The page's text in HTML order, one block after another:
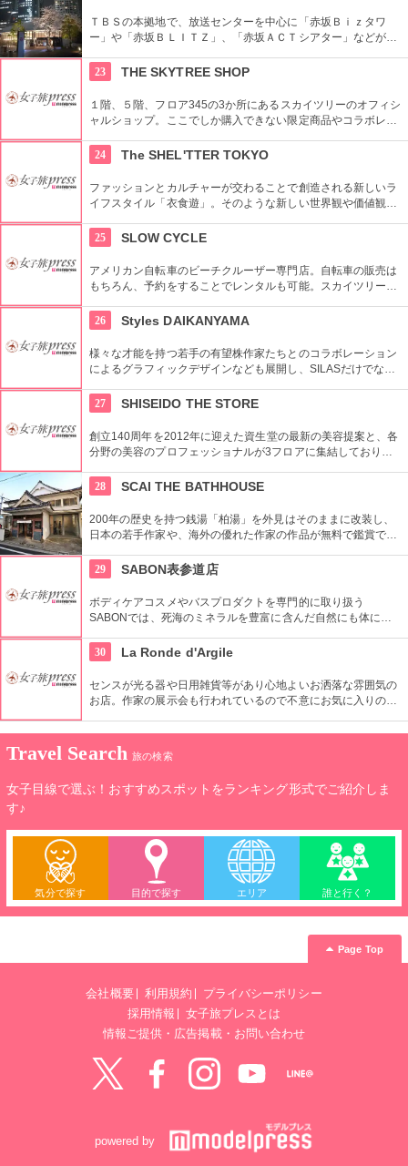
ＴＢＳの本拠地で、放送センターを中心に「赤坂Ｂｉｚタワ
ー」や「赤坂ＢＬＩＴＺ」、「赤坂ＡＣＴシアター」などが揃
23
THE SKYTREE SHOP
１階、５階、フロア345の3か所にあるスカイツリーのオフィシ
ャルショップ。ここでしか購入できない限定商品やコラボレー
日本一高いところでの購入として記念に残る思い出に！
24 The SHEL'TTER TOKYO
ファッションとカルチャーが交わることで創造される新しいラ
イフスタイル「衣食遊」。そのような新しい世界観や価値観を
ど幅広い商品を扱っている。
25 SLOW CYCLE
アメリカン自転車のビーチクルーザー専門店。自転車の販売は
もちろん、予約をすることでレンタルも可能。スカイツリーや
フェをオープンし、注目を集めている。
26 Styles DAIKANYAMA
様々な才能を持つ若手の有望株作家たちとのコラボレーション
によるグラフィックデザインなども展開し、SILASだけでな
27
SHISEIDO THE STORE
創立140周年を2012年に迎えた資生堂の最新の美容提案と、各
分野の美容のプロフェッショナルが3フロアに集結しており、
ベントなどのイベントをしているのでチェックしよう。
28 SCAI THE BATHHOUSE
200年の歴史を持つ銭湯「柏湯」を外見はそのままに改装し、
日本の若手作家や、海外の優れた作家の作品が無料で鑑賞でき
29
SABON表参道店
ボディケアコスメやバスプロダクトを専門的に取り扱う
SABONでは、死海のミネラルを豊富に含んだ自然にも体にも
30
La Ronde d'Argile
センスが光る器や日用雑貨等があり心地よいお洒落な雰囲気の
お店。作家の展示会も行われているので不意にお気に入りの作
Travel Search 旅の検索
女子目線で選ぶ！おすすめスポットをランキング形式でご紹介しま
す♪
気分で探す 目的で探す エリア 誰と行く？
Page Top
会社概要 利用規約
プライバシーポリシー
採用情報
女子旅プレスとは
情報ご提供・広告掲載・お問い合わせ
powered by